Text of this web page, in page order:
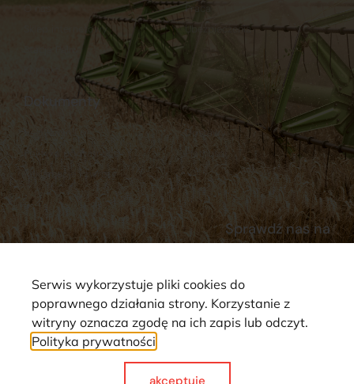
Dokumenty
Regulamin
Polityka prywatności
Reklamacje i zwroty
Dostawy
Płatności
Sklep internetowy
Praca
Ubezpieczenia
Sprawdź nas na
Strona wykorzystuje pliki cookie. Wszystkie prawa zastrzeżone ©
Serwis wykorzystuje pliki cookies do
poprawnego działania strony. Korzystanie z
witryny oznacza zgodę na ich zapis lub odczyt.
Polityka prywatności
akceptuje